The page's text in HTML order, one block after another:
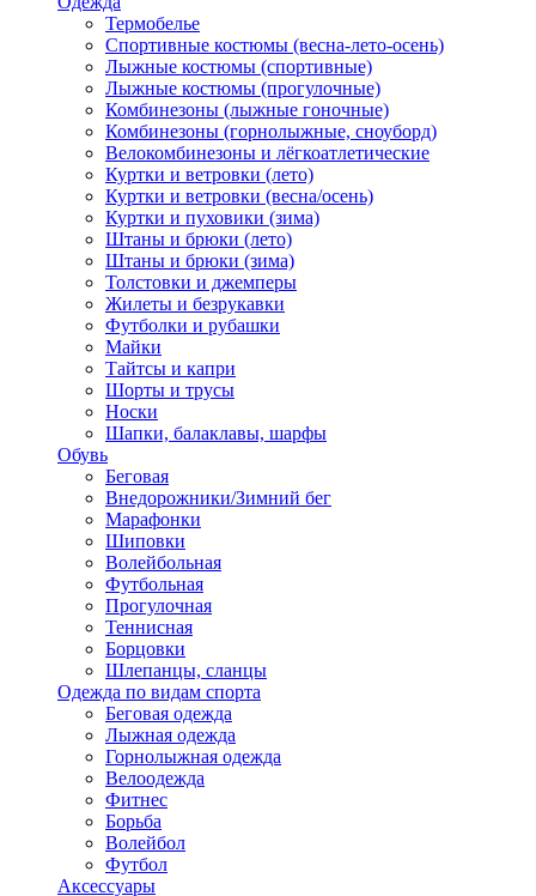
Термобелье
Спортивные костюмы (весна-лето-осень)
Лыжные костюмы (спортивные)
Лыжные костюмы (прогулочные)
Комбинезоны (лыжные гоночные)
Комбинезоны (горнолыжные, сноуборд)
Велокомбинезоны и лёгкоатлетические
Куртки и ветровки (лето)
Куртки и ветровки (весна/осень)
Куртки и пуховики (зима)
Штаны и брюки (лето)
Штаны и брюки (зима)
Толстовки и джемперы
Жилеты и безрукавки
Футболки и рубашки
Майки
Тайтсы и капри
Шорты и трусы
Носки
Шапки, балаклавы, шарфы
Обувь
Беговая
Внедорожники/Зимний бег
Марафонки
Шиповки
Волейбольная
Футбольная
Прогулочная
Теннисная
Борцовки
Шлепанцы, сланцы
Одежда по видам спорта
Беговая одежда
Лыжная одежда
Горнолыжная одежда
Велоодежда
Фитнес
Борьба
Волейбол
Футбол
Аксессуары